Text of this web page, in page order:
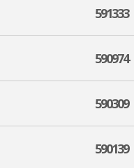
591333
590974
590309
590139